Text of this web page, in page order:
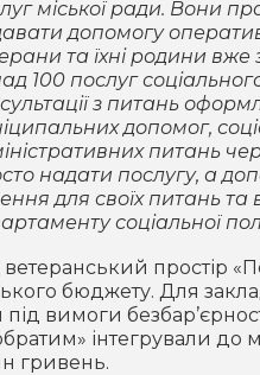
міської ради. Вони
допомогу
та їхні родини
100 послуг
з питань
допомог,
питань
надати послугу, а
для своїх питань
соціальної
простір
бюджету. Для
вимоги
інтегрували
гривень.